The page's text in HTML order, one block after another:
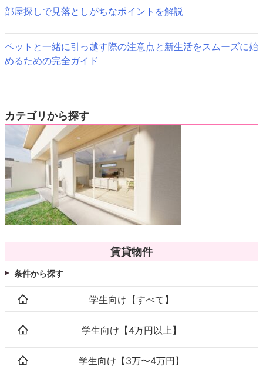
部屋探しで見落としがちなポイントを解説
ペットと一緒に引っ越す際の注意点と新生活をスムーズに始
めるための完全ガイド
カテゴリから探す
賃貸物件
条件から探す
学生向け【すべて】
学生向け【4万円以上】
学生向け【3万〜4万円】